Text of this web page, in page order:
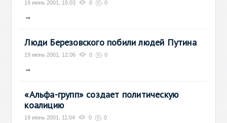
19 июнь 2001, 15:03 0 0
→
Люди Березовского побили людей Путина
19 июнь 2001, 12:06 0 0
→
«Альфа-групп» создает политическую
коалицию
19 июнь 2001, 11:04 0 0